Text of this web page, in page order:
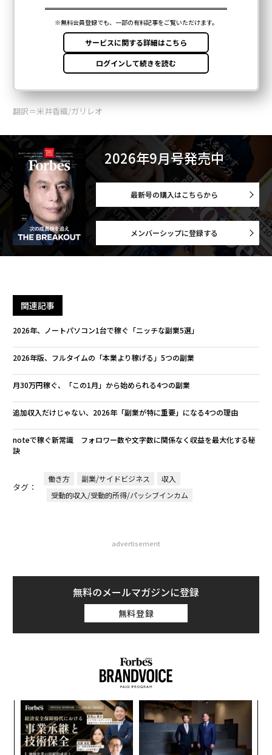
翻訳＝米井香織/ガリレオ
2026年9月号発売中
最新号の購入はこちらから
メンバーシップに登録する
関連記事
2026年、ノートパソコン1台で稼ぐ「ニッチな副業5選」
2026年版、フルタイムの「本業より稼げる」5つの副業
月30万円稼ぐ、「この1月」から始められる4つの副業
追加収入だけじゃない、2026年「副業が特に重要」になる4つの理由
noteで稼ぐ新常識 フォロワー数や文字数に関係なく収益を最大化する秘
訣
タグ：
働き方 副業/サイドビジネス
収入
受動的収入/受動的所得/パッシブインカム
advertisement
無料のメールマガジンに登録
無料登録